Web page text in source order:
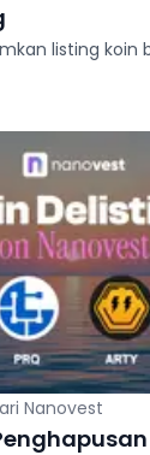
listing koin
Nanovest